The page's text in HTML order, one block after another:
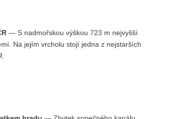
— S nadmořskou výškou 723 m nejvyšší
Na jejím vrcholu stojí jedna z nejstarších